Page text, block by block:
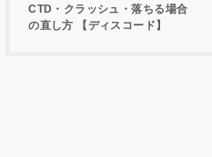
CTD・クラッシュ・落ちる場合
の直し方 【ディスコード】